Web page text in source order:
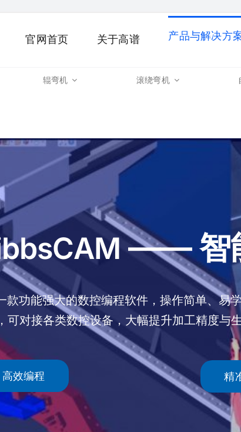
官网首页 关于高谱 产品与解决方
辊弯机 滚绕弯机
——智
款功能强大的数控编程软件，操作简单、易
可对接各类数控设备，大幅提升加工精度与
高效编程 精